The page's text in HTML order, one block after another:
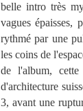
belle intro très
vagues épaisses,
rythmé par une
les coins de
de l'album,
d'architecture
3, avant une